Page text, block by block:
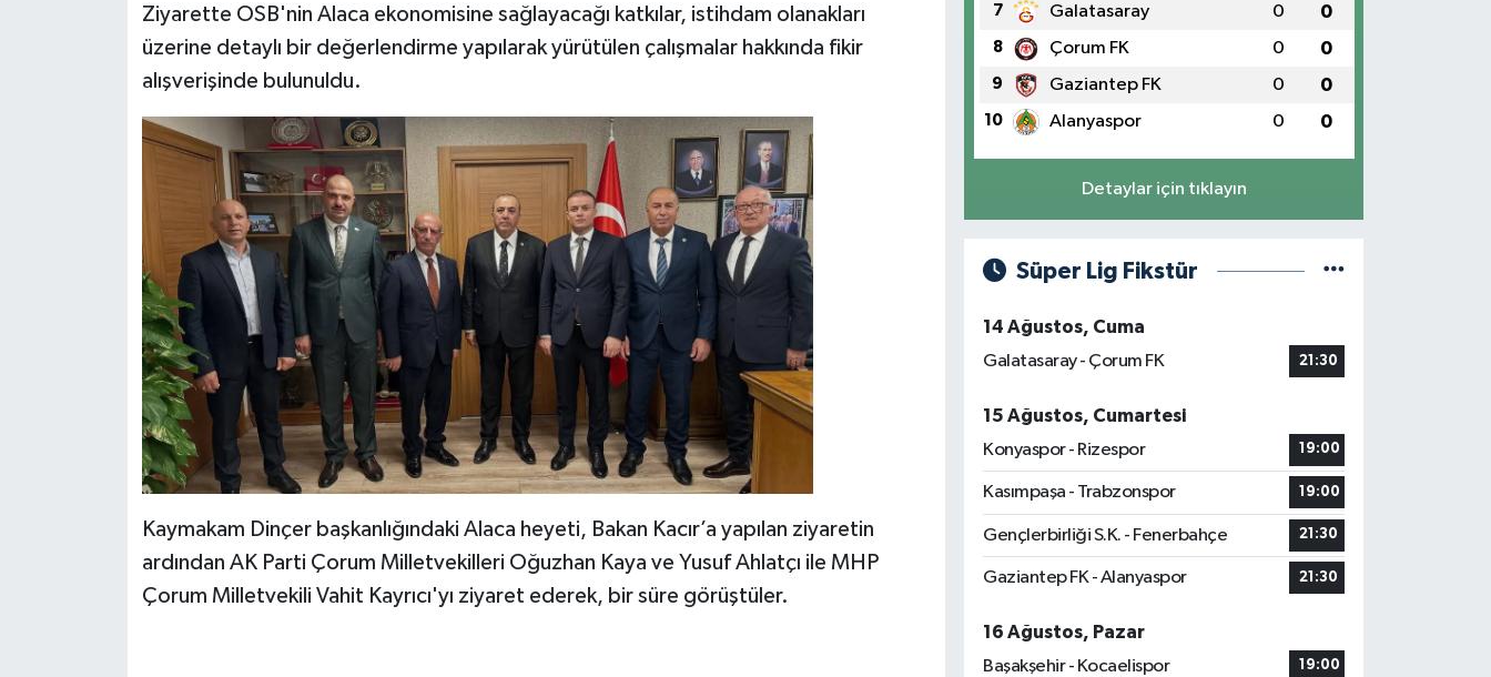
Ziyarette OSB'nin Alaca ekonomisine sağlayacağı katkılar, istihdam olanakları
üzerine detaylı bir değerlendirme yapılarak yürütülen çalışmalar hakkında fikir
alışverişinde bulunuldu.
Kaymakam Dinçer başkanlığındaki Alaca heyeti, Bakan Kacır’a yapılan ziyaretin
ardından AK Parti Çorum Milletvekilleri Oğuzhan Kaya ve Yusuf Ahlatçı ile MHP
Çorum Milletvekili Vahit Kayrıcı'yı ziyaret ederek, bir süre görüştüler.
7 Galatasaray 0 0
8 Çorum FK 0 0
9 Gaziantep FK 0 0
10 Alanyaspor 0 0
Detaylar için tıklayın
Süper Lig Fikstür
14 Ağustos, Cuma
Galatasaray - Çorum FK
21:30
15 Ağustos, Cumartesi
Konyaspor - Rizespor
19:00
Kasımpaşa - Trabzonspor 19:00
Gençlerbirliği S.K. - Fenerbahçe 21:30
Gaziantep FK - Alanyaspor 21:30
16 Ağustos, Pazar
Başakşehir - Kocaelispor
19:00